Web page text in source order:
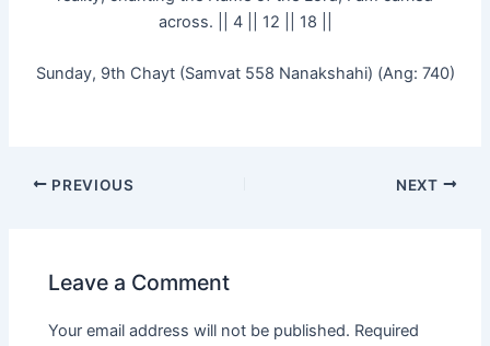
across. || 4 || 12 || 18 ||
Sunday, 9th Chayt (Samvat 558 Nanakshahi) (Ang: 740)
PREVIOUS NEXT
Leave a Comment
Your email address will not be published. Required